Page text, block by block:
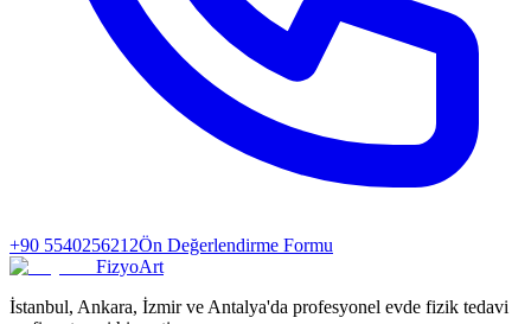
+90 5540256212Ön Değerlendirme Formu
FizyoArt
İstanbul, Ankara, İzmir ve Antalya'da profesyonel evde fizik tedavi